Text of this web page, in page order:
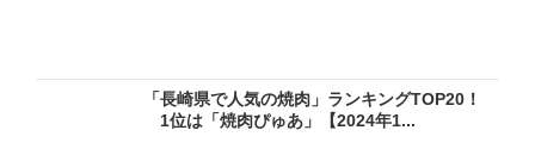
「長崎県で人気の焼肉」ランキングTOP20！
1位は「焼肉ぴゅあ」【2024年1...